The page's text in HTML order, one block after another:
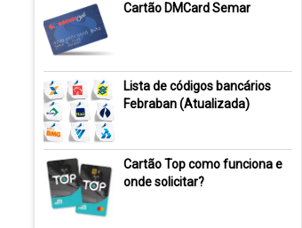
Cartão DMCard Semar
Lista de códigos bancários
Febraban (Atualizada)
Cartão Top como funciona e
onde solicitar?